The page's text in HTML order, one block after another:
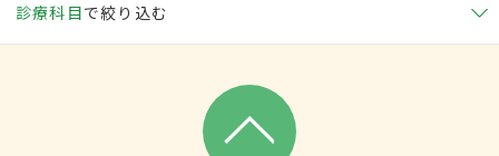
診療科目で絞り込む